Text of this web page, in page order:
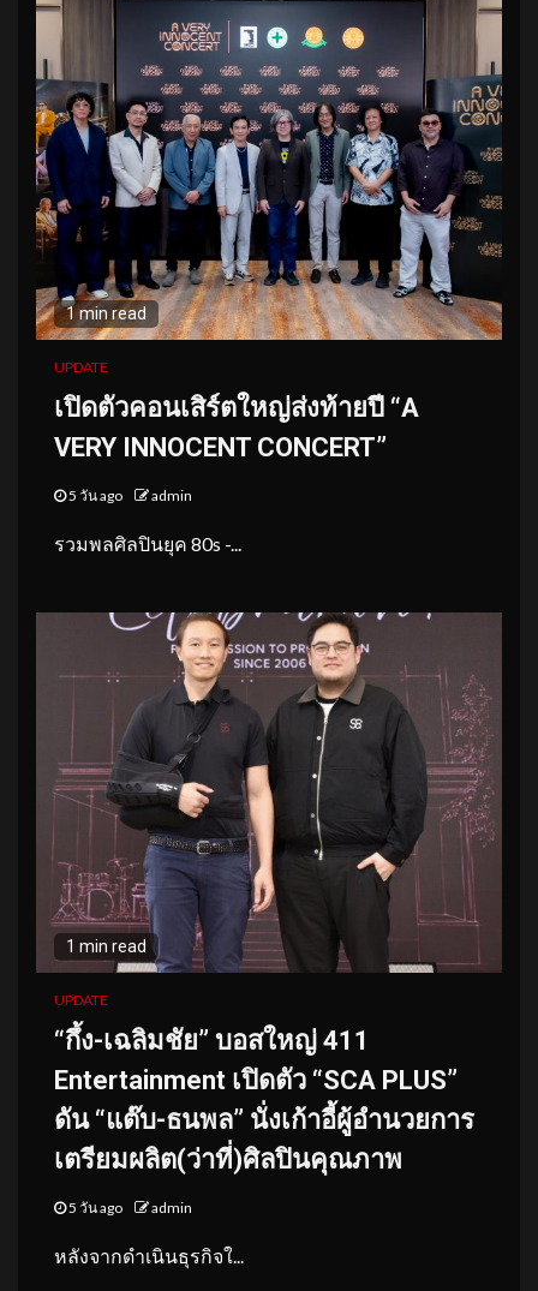
1 min read
UPDATE
เปิดตัวคอนเสิร์ตใหญ่ส่งท้ายปี “A
VERY INNOCENT CONCERT”
5 วัน ago admin
รวมพลศิลปินยุค 80s -...
1 min read
UPDATE
“กึ้ง-เฉลิมชัย” บอสใหญ่ 411
Entertainment เปิดตัว “SCA PLUS”
ดัน “แต๊บ-ธนพล” นั่งเก้าอี้ผู้อำนวยการ
เตรียมผลิต(ว่าที่)ศิลปินคุณภาพ
5 วัน ago admin
หลังจากดำเนินธุรกิจใ...